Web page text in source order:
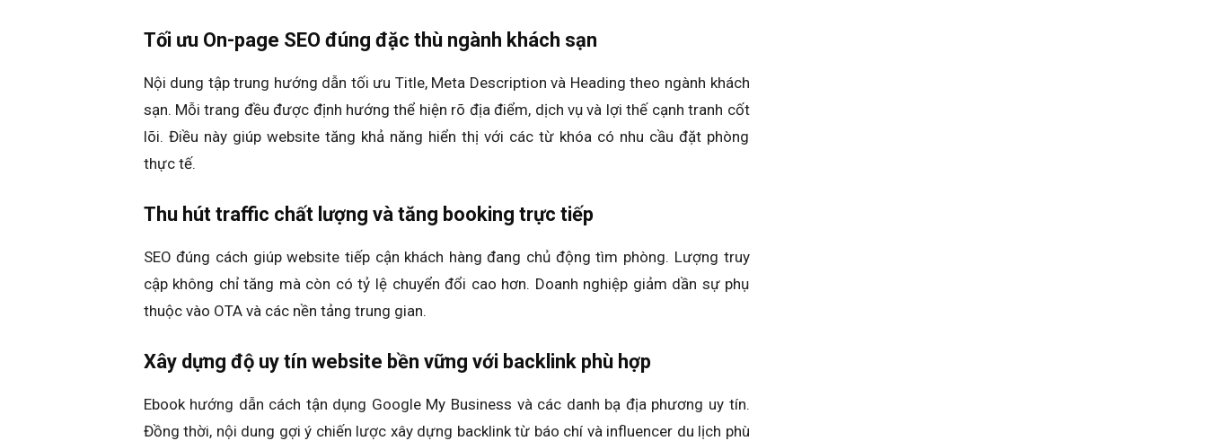
Tối ưu On-page SEO đúng đặc thù ngành khách sạn
Nội dung tập trung hướng dẫn tối ưu Title, Meta Description và Heading theo ngành khách
sạn. Mỗi trang đều được định hướng thể hiện rõ địa điểm, dịch vụ và lợi thế cạnh tranh cốt
lõi. Điều này giúp website tăng khả năng hiển thị với các từ khóa có nhu cầu đặt phòng
thực tế.
Thu hút traffic chất lượng và tăng booking trực tiếp
SEO đúng cách giúp website tiếp cận khách hàng đang chủ động tìm phòng. Lượng truy
cập không chỉ tăng mà còn có tỷ lệ chuyển đổi cao hơn. Doanh nghiệp giảm dần sự phụ
thuộc vào OTA và các nền tảng trung gian.
Xây dựng độ uy tín website bền vững với backlink phù hợp
Ebook hướng dẫn cách tận dụng Google My Business và các danh bạ địa phương uy tín.
Đồng thời, nội dung gợi ý chiến lược xây dựng backlink từ báo chí và influencer du lịch phù